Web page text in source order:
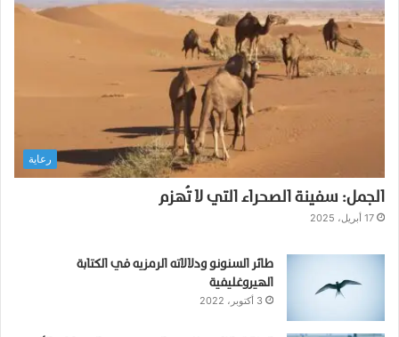
رعاية
الجمل: سفينة الصحراء التي لا تُهزم
17 أبريل، 2025
طائر السنونو ودلالاته الرمزيه في الكتابة
الهيروغليفية
3 أكتوبر، 2022